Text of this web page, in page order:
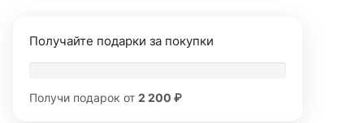
Получайте подарки за покупки
Получи подарок от 2 200 ₽